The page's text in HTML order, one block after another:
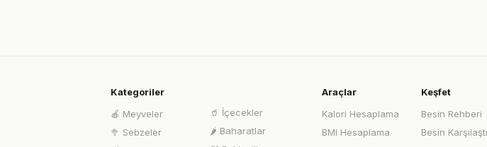
Kategoriler
🍎 Meyveler
🥦 Sebzeler
🥤 İçecekler
🌶️ Baharatlar
Araçlar
Kalori Hesaplama
BMI Hesaplama
Keşfet
Besin Rehberi
Besin